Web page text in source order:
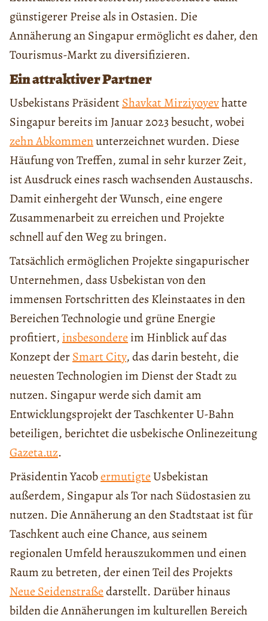
günstigerer Preise als in Ostasien. Die
Annäherung an Singapur ermöglicht es daher, den
Tourismus-Markt zu diversifizieren.
Ein attraktiver Partner
Usbekistans PräsidentShavkat Mirziyoyevhatte
Singapur bereits im Januar 2023 besucht, wobei
zehn Abkommenunterzeichnet wurden. Diese
Häufung von Treffen, zumal in sehr kurzer Zeit,
ist Ausdruck eines rasch wachsenden Austauschs.
Damit einhergeht der Wunsch, eine engere
Zusammenarbeit zu erreichen und Projekte
schnell auf den Weg zu bringen.
Tatsächlich ermöglichen Projekte singapurischer
Unternehmen, dass Usbekistan von den
immensen Fortschritten des Kleinstaates in den
Bereichen Technologie und grüne Energie
profitiert, insbesondere im Hinblick auf das
Konzept derSmart City, das darin besteht, die
neuesten Technologien im Dienst der Stadt zu
nutzen. Singapur werde sich damit am
Entwicklungsprojekt der Taschkenter U-Bahn
beteiligen, berichtet die usbekische Onlinezeitung
Gazeta.uz.
Präsidentin YacobermutigteUsbekistan
außerdem, Singapur als Tor nach Südostasien zu
nutzen. Die Annäherung an den Stadtstaat ist für
Taschkent auch eine Chance, aus seinem
regionalen Umfeld herauszukommen und einen
Raum zu betreten, der einen Teil des Projekts
Neue Seidenstraßedarstellt. Darüber hinaus
bilden die Annäherungen im kulturellen Bereich